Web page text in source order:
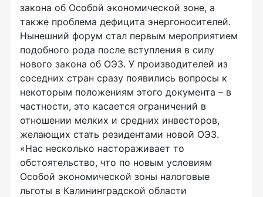
закона об Особой экономической зоне, а
также проблема дефицита энергоносителей.
Нынешний форум стал первым мероприятием
подобного рода после вступления в силу
нового закона об ОЭЗ. У производителей из
соседних стран сразу появились вопросы к
некоторым положениям этого документа – в
частности, это касается ограничений в
отношении мелких и средних инвесторов,
желающих стать резидентами новой ОЭЗ.
«Нас несколько настораживает то
обстоятельство, что по новым условиям
Особой экономической зоны налоговые
льготы в Калининградской области